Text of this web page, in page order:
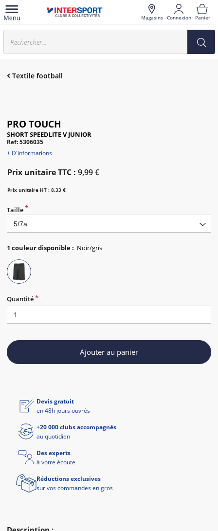
Magasins Connexion Panier
Textile football
PRO TOUCH
SHORT SPEEDLITE V JUNIOR
Ref: 5306035
+ D'informations
Prix unitaire TTC : 9,99 €
Prix unitaire HT : 8,33 €
Taille
1 couleur disponible:
Quantité
Ajouter au panier
Devis gratuit
en 48h jours ouvrés
+20 000 clubs accompagnés
au quotidien
Des experts
à votre écoute
Réductions exclusives
sur vos commandes en gros